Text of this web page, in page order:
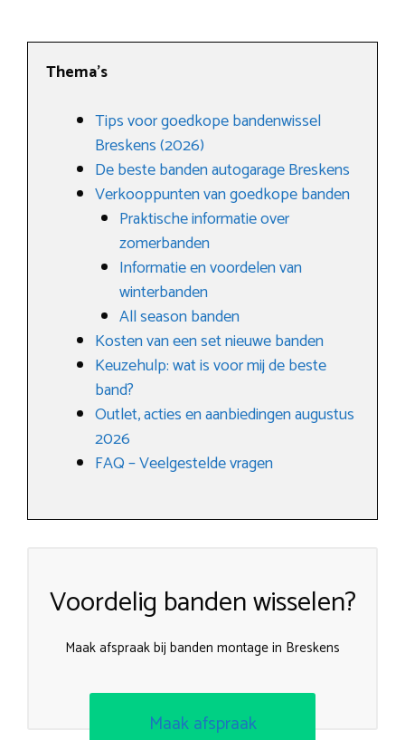
Thema’s
Tips voor goedkope bandenwissel
Breskens (2026)
De beste banden autogarage Breskens
Verkooppunten van goedkope banden
Praktische informatie over
zomerbanden
Informatie en voordelen van
winterbanden
All season banden
Kosten van een set nieuwe banden
Keuzehulp: wat is voor mij de beste
band?
Outlet, acties en aanbiedingen augustus
2026
FAQ – Veelgestelde vragen
Voordelig banden wisselen?
Maak afspraak bij banden montage in Breskens
Maak afspraak